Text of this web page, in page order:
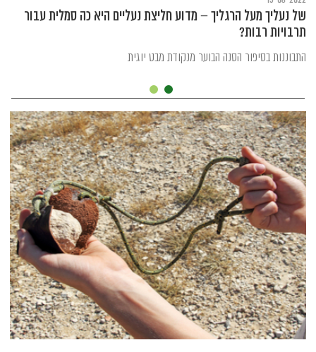
של נעליך מעל הרגליך – מדוע חליצת נעליים היא כה סמלית עבור
תרבויות רבות?
התבוננות בסיפור הסנה הבוער מנקודת מבט יוגית